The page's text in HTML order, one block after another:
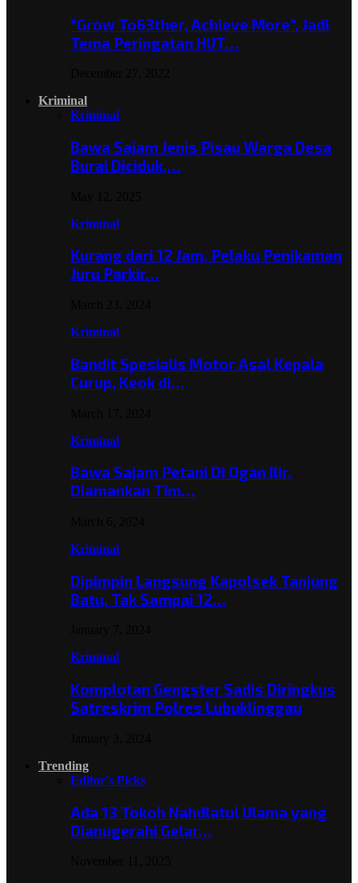
“Grow To63ther, Achieve More”, Jadi
Tema Peringatan HUT…
Kriminal
Kriminal
Bawa Sajam Jenis Pisau Warga Desa
Burai Diciduk,…
Kriminal
Kurang dari 12 Jam, Pelaku Penikaman
Juru Parkir…
Kriminal
Bandit Spesialis Motor Asal Kepala
Curup, Keok di…
Kriminal
Bawa Sajam Petani Di Ogan Ilir,
Diamankan Tim…
Kriminal
Dipimpin Langsung Kapolsek Tanjung
Batu, Tak Sampai 12…
Kriminal
Komplotan Gengster Sadis Diringkus
Satreskrim Polres Lubuklinggau
Trending
Editor's Picks
Ada 13 Tokoh Nahdlatul Ulama yang
Dianugerahi Gelar…